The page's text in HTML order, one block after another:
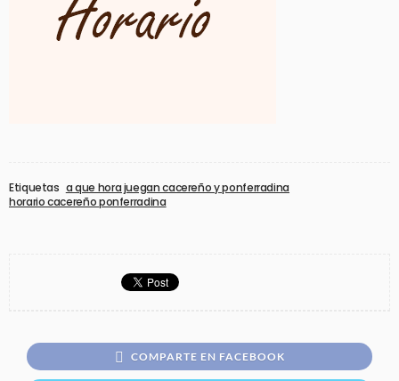
Etiquetas a que hora juegan cacereño y ponferradina
horario cacereño ponferradina
COMPARTE EN FACEBOOK